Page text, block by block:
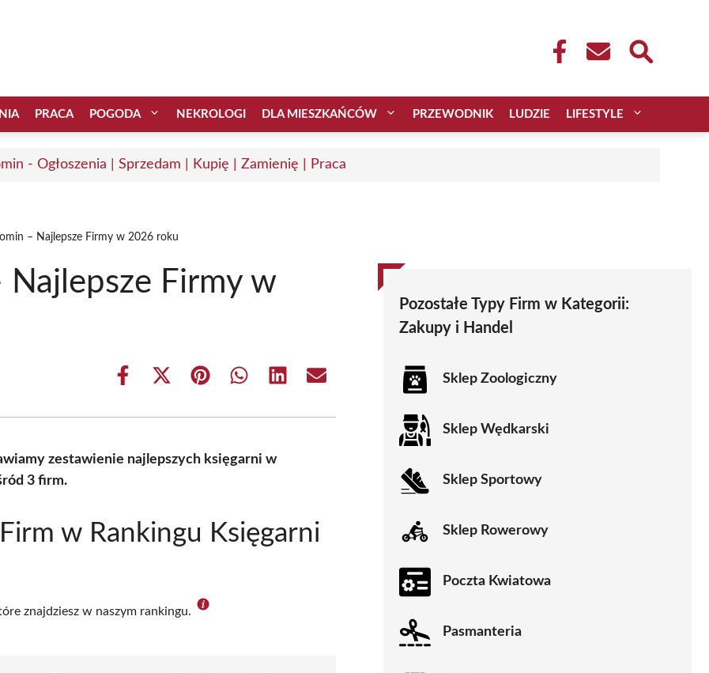
PRACA POGODA NEKROLOGI DLA MIESZKAŃCÓW PRZEWODNIK LUDZIE LIFESTYLE
- Ogłoszenia | Sprzedam | Kupię | Zamienię | Praca
– Najlepsze Firmy w 2026 roku
Najlepsze Firmy w
Share
Share
(Twitter)
Share Share Share Share
zestawienie najlepszych księgarni w
3 firm.
w Rankingu Księgarni
znajdziesz w naszym rankingu.
Pozostałe Typy Firm w Kategorii:
Zakupy i Handel
Sklep Zoologiczny
Sklep Wędkarski
Sklep Sportowy
Sklep Rowerowy
Poczta Kwiatowa
Pasmanteria